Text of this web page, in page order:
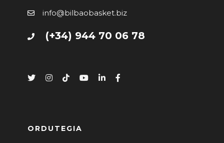
info@bilbaobasket.biz
(+34) 944 70 06 78
ORDUTEGIA